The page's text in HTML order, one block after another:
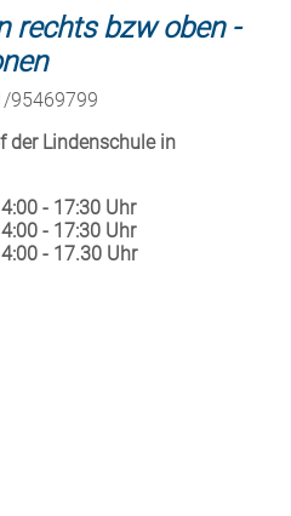
rechts bzw oben -
95469799
der Lindenschule in
- 17:30 Uhr
- 17:30 Uhr
- 17.30 Uhr